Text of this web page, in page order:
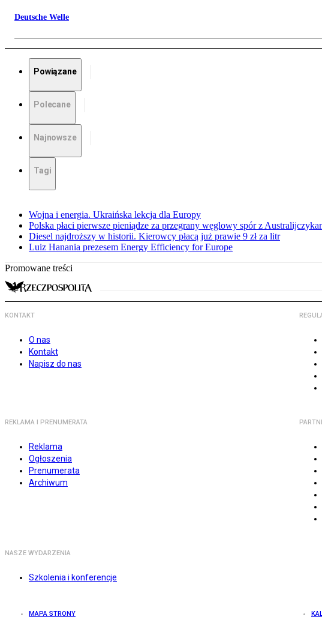
Deutsche Welle
Powiązane
Polecane
Najnowsze
Tagi
Wojna i energia. Ukraińska lekcja dla Europy
Polska płaci pierwsze pieniądze za przegrany węglowy spór z
Diesel najdroższy w historii. Kierowcy płacą już prawie 9 zł za litr
Luiz Hanania prezesem Energy Efficiency for Europe
Promowane treści
KONTAKT
O nas
Kontakt
Napisz do nas
REKLAMA I PRENUMERATA
Reklama
Ogłoszenia
Prenumerata
Archiwum
NASZE WYDARZENIA
Szkolenia i konferencje
MAPA STRONY